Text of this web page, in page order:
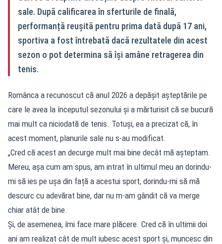
sale. După calificarea în sferturile de finală,
performanță reușită pentru prima dată după 17 ani,
sportiva a fost întrebată dacă rezultatele din acest
sezon o pot determina să își amâne retragerea din
tenis.
Românca a recunoscut că anul 2026 a depășit așteptările pe
care le avea la începutul sezonului și a mărturisit că se bucură
mai mult ca niciodată de tenis. Totuși, ea a precizat că, în
acest moment, planurile sale nu s-au modificat.
„Cred că acest an decurge mult mai bine decât mă așteptam.
Mereu, așa cum am spus, am intrat în ultimul meu an dorindu-
mi să ies pe ușa din față a acestui sport, dorindu-mi să mă
descurc cu adevărat bine, dar nu m-am gândit că va merge
chiar atât de bine.
Și, de asemenea, îmi face mare plăcere. Cred că în ultimii doi
ani am realizat cât de mult iubesc acest sport și, muncesc din